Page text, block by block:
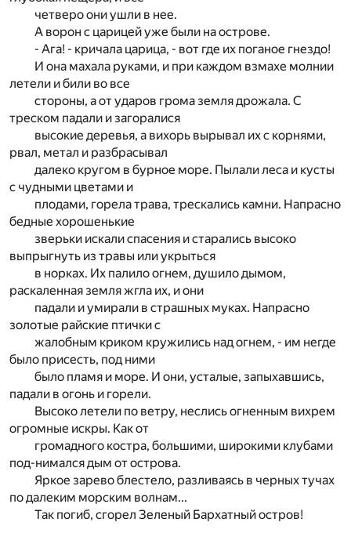
четверо они ушли в нее.
А ворон с царицей уже были на острове.
- Ага! - кричала царица, - вот где их поганое гнездо!
И она махала руками, и при каждом взмахе молнии
летели и били во все
стороны, а от ударов грома земля дрожала. С
треском падали и загоралися
высокие деревья, а вихорь вырывал их с корнями,
рвал, метал и разбрасывал
далеко кругом в бурное море. Пылали леса и кусты
с чудными цветами и
плодами, горела трава, трескались камни. Напрасно
бедные хорошенькие
зверьки искали спасения и старались высоко
выпрыгнуть из травы или укрыться
в норках. Их палило огнем, душило дымом,
раскаленная земля жгла их, и они
падали и умирали в страшных муках. Напрасно
золотые райские птички с
жалобным криком кружились над огнем, - им негде
было присесть, под ними
было пламя и море. И они, усталые, запыхавшись,
падали в огонь и горели.
Высоко летели по ветру, неслись огненным вихрем
огромные искры. Как от
громадного костра, большими, широкими клубами
под-нимался дым от острова.
Яркое зарево блестело, разливаясь в черных тучах
по далеким морским волнам...
Так погиб, сгорел Зеленый Бархатный остров!